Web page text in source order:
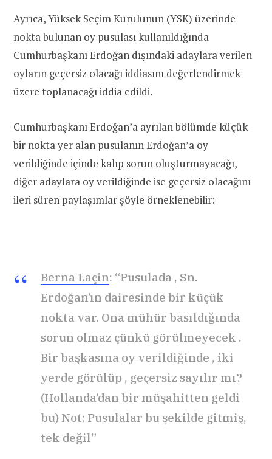
Ayrıca, Yüksek Seçim Kurulunun (YSK) üzerinde
nokta bulunan oy pusulası kullanıldığında
Cumhurbaşkanı Erdoğan dışındaki adaylara verilen
oyların geçersiz olacağı iddiasını değerlendirmek
üzere toplanacağı iddia edildi.
Cumhurbaşkanı Erdoğan’a ayrılan bölümde küçük
bir nokta yer alan pusulanın Erdoğan’a oy
verildiğinde içinde kalıp sorun oluşturmayacağı,
diğer adaylara oy verildiğinde ise geçersiz olacağını
ileri süren paylaşımlar şöyle örneklenebilir:
Berna Laçin: “Pusulada , Sn.
Erdoğan’ın dairesinde bir küçük
nokta var. Ona mühür basıldığında
sorun olmaz çünkü görülmeyecek .
Bir başkasına oy verildiğinde , iki
yerde görülüp , geçersiz sayılır mı?
(Hollanda’dan bir müşahitten geldi
bu) Not: Pusulalar bu şekilde gitmiş,
tek değil”